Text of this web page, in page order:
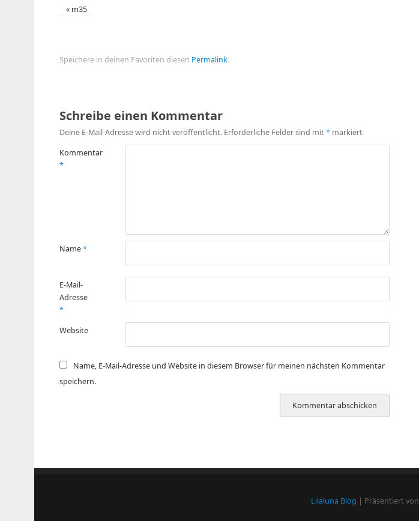
« m35
Speichere in deinen Favoriten diesen Permalink.
Schreibe einen Kommentar
Deine E-Mail-Adresse wird nicht veröffentlicht. Erforderliche Felder sind mit* markiert
Kommentar
*
Name*
E-Mail-
Adresse
*
Website
Name, E-Mail-Adresse und Website in diesem Browser für meinen nächsten Kommentar
speichern.
Lilaluna Blog | Präsentiert von